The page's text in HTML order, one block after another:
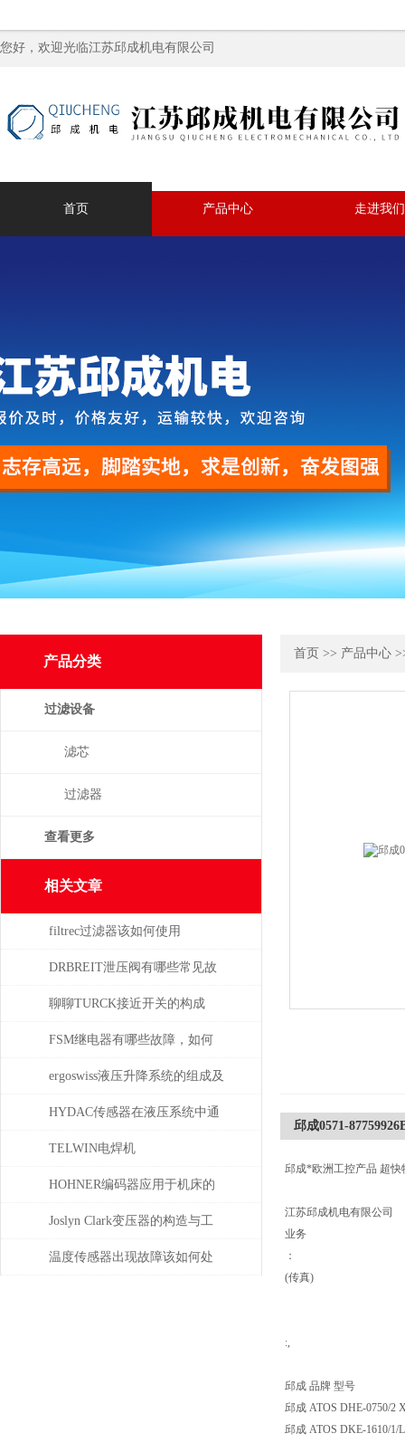
您好，欢迎光临江苏邱成机电有限公司
首页 产品中心 走进我们
产品分类
过滤设备
滤芯
过滤器
查看更多
相关文章
filtrec过滤器该如何使用
DRBREIT泄压阀有哪些常见故
障
聊聊TURCK接近开关的构成
FSM继电器有哪些故障，如何
解决
ergoswiss液压升降系统的组成及
其作用
HYDAC传感器在液压系统中通
常承担哪些具体任务？
TELWIN电焊机
DIGITALCARSPOTTER5500的
维护保养与易损件更换周期
HOHNER编码器应用于机床的
位移测量和主轴控制
Joslyn Clark变压器的构造与工
作原理
温度传感器出现故障该如何处
首页 >> 产品中心
邱成0571-
邱成*欧洲工控产品 超
江苏邱成机电有限公司
业务
：
(传真)
:,
邱成 品牌 型号
邱成 ATOS DHE-0750/2
邱成 ATOS DKE-1610/1/